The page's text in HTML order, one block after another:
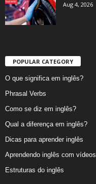
Aug 4, 2026
POPULAR CATEGORY
O que significa em inglês?
Phrasal Verbs
Como se diz em inglês?
Qual a diferença em inglês?
Dicas para aprender inglês
Aprendendo inglês com vídeos
Estruturas do inglês